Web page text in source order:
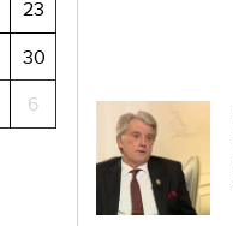
23
30
6